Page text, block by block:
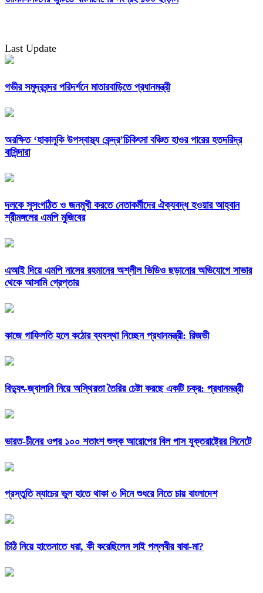
Last Update
গভীর সমুদ্রবন্দর পরিদর্শনে মাতারবাড়িতে প্রধানমন্ত্রী
অরক্ষিত ‘হাকালুকি উপস্বাস্থ্য কেন্দ্র’চিকিৎসা বঞ্চিত হাওর পারের হতদরিদ্র
বাসিন্দারা
দলকে সুসংগঠিত ও জনমুখী করতে নেতাকর্মীদের ঐক্যবদ্ধ হওয়ার আহ্বান
শ্রীমঙ্গলের এমপি মুজিবের
এআই দিয়ে এমপি নাসের রহমানের অশ্লীল ভিডিও ছড়ানোর অভিযোগে সাভার
থেকে আসামি গ্রেপ্তার
কাজে গাফিলতি হলে কঠোর ব্যবস্থা নিচ্ছেন প্রধানমন্ত্রী: রিজভী
বিদ্যুৎ-জ্বালানি নিয়ে অস্থিরতা তৈরির চেষ্টা করছে একটি চক্র: প্রধানমন্ত্রী
ভারত-চীনের ওপর ১০০ শতাংশ শুল্ক আরোপের বিল পাস যুক্তরাষ্ট্রের সিনেটে
প্রস্তুতি ম্যাচের ভুল হাতে থাকা ৩ দিনে শুধরে নিতে চায় বাংলাদেশ
চিঠি নিয়ে হাতেনাতে ধরা, কী করেছিলেন সাই পল্লবীর বাবা-মা?